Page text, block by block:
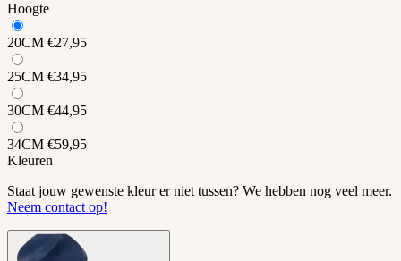
Hoogte
20CM €27,95
25CM €34,95
30CM €44,95
34CM €59,95
Kleuren
Staat jouw gewenste kleur er niet tussen? We hebben nog veel meer.
Neem contact op!